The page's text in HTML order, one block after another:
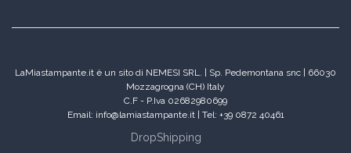
LaMiastampante.it è un sito di NEMESI SRL. | Sp. Pedemontana snc | 66030
Mozzagrogna (CH) Italy
C.F - P.Iva 02682980699
Email: info@lamiastampante.it | Tel: +39 0872 40461
DropShipping